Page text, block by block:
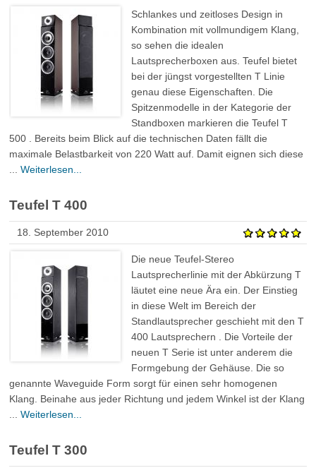
Schlankes und zeitloses Design in
Kombination mit vollmundigem Klang,
so sehen die idealen
Lautsprecherboxen aus. Teufel bietet
bei der jüngst vorgestellten T Linie
genau diese Eigenschaften. Die
Spitzenmodelle in der Kategorie der
Standboxen markieren die Teufel T
500 . Bereits beim Blick auf die technischen Daten fällt die
maximale Belastbarkeit von 220 Watt auf. Damit eignen sich diese
...Weiterlesen...
Teufel T 400
18. September 2010
Die neue Teufel-Stereo
Lautsprecherlinie mit der Abkürzung T
läutet eine neue Ära ein. Der Einstieg
in diese Welt im Bereich der
Standlautsprecher geschieht mit den T
400 Lautsprechern . Die Vorteile der
neuen T Serie ist unter anderem die
Formgebung der Gehäuse. Die so
genannte Waveguide Form sorgt für einen sehr homogenen
Klang. Beinahe aus jeder Richtung und jedem Winkel ist der Klang
...Weiterlesen...
Teufel T 300